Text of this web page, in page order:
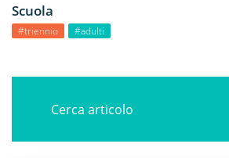
Scuola
#triennio #adulti